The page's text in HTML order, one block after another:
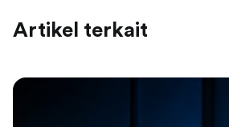
Artikel terkait